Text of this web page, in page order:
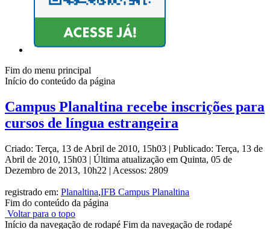
Fim do menu principal
Início do conteúdo da página
Campus Planaltina recebe inscrições para
cursos de língua estrangeira
Criado: Terça, 13 de Abril de 2010, 15h03 | Publicado: Terça, 13 de
Abril de 2010, 15h03 | Última atualização em Quinta, 05 de
Dezembro de 2013, 10h22 | Acessos: 2809
registrado em: Planaltina,IFB Campus Planaltina
Fim do conteúdo da página
Voltar para o topo
Início da navegação de rodapé Fim da navegação de rodapé